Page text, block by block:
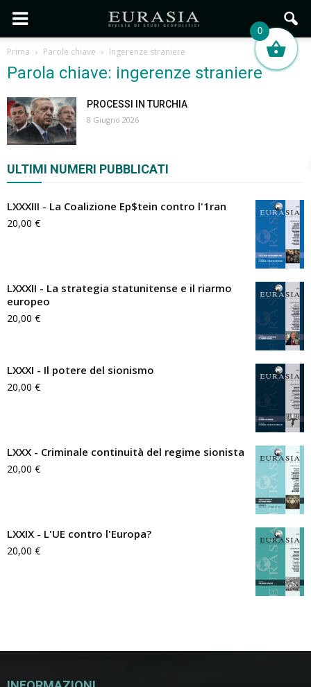
Prima Parole chiave Ingerenze straniere
Parola chiave: ingerenze straniere
PROCESSI IN TURCHIA
8 Giugno 2026
ULTIMI NUMERI PUBBLICATI
LXXXIII - La Coalizione Ep$tein contro l'1ran
20,00 €
LXXXII - La strategia statunitense e il riarmo
europeo
20,00 €
LXXXI - Il potere del sionismo
20,00 €
LXXX - Criminale continuità del regime sionista
20,00 €
LXXIX - L'UE contro l'Europa?
20,00 €
0